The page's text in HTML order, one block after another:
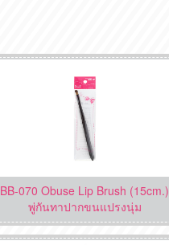
BB-070 Obuse Lip Brush (15cm.)
พู่กันทาปากขนแปรงนุ่ม